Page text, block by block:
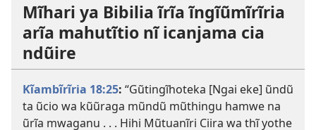
Mĩhari ya Bibilia ĩrĩa ĩngĩũmĩrĩria
arĩa mahutĩtio nĩ icanjama cia
ndũire
Kĩambĩrĩria 18:25: “Gũtingĩhoteka [Ngai eke] ũndũ
ta ũcio wa kũũraga mũndũ mũthingu hamwe na
ũrĩa mwaganu . . . Hihi Mũtuanĩri Ciira wa thĩ yothe